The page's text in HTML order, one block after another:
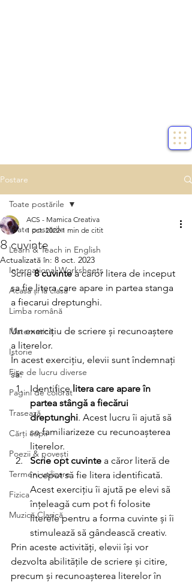
Postare
Toate postările
Learn & Teach in English
International Worksheets
Acasă și la clasă
Limba română
Matematică
Istorie
Fișe de lucru diverse
Pagini de colorat
Trasează
Cărți copii
Poezii & povești
Termeni utilizare
Fizica
Muzică Clasică
Toate postările
8 cuvinte
ACS - Mamica Creativa
1 oct. 2022 1 min de citit
Actualizată în: 8 oct. 2023
Scrie 8 cuvinte a caror litera de inceput
sa fie litera care apare in partea stanga
a fiecarui dreptunghi.
Un exercițiu de scriere și recunoaștere
a literelor.
În acest exercițiu, elevii sunt îndemnați
să:
Identifice litera care apare în
partea stângă a fiecărui
dreptunghi. Acest lucru îi ajută să
se familiarizeze cu recunoașterea
literelor.
Scrie opt cuvinte a căror literă de
început să fie litera identificată.
Acest exercițiu îi ajută pe elevi să
înțeleagă cum pot fi folosite
literele pentru a forma cuvinte și îi
stimulează să gândească creativ.
Prin aceste activități, elevii își vor
dezvolta abilitățile de scriere și citire,
precum și recunoașterea literelor în